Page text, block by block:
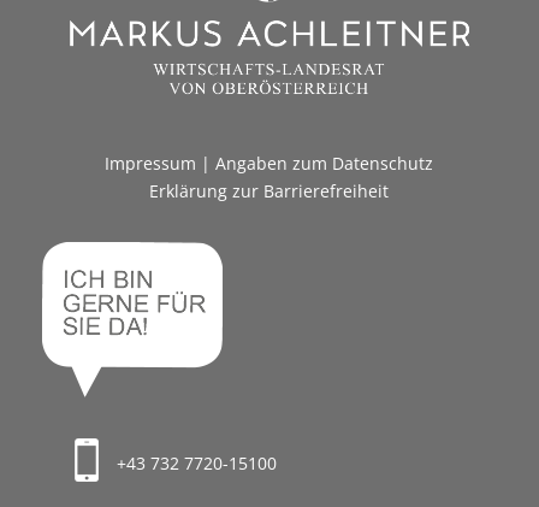
Impressum |Angaben zum Datenschutz
Erklärung zur Barrierefreiheit
+43 732 7720-15100